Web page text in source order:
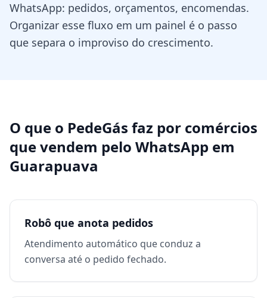
WhatsApp: pedidos, orçamentos, encomendas.
Organizar esse fluxo em um painel é o passo
que separa o improviso do crescimento.
O que o PedeGás faz por comércios
que vendem pelo WhatsApp em
Guarapuava
Robô que anota pedidos
Atendimento automático que conduz a
conversa até o pedido fechado.